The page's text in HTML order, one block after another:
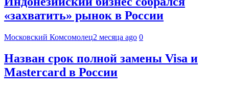
«захватить» рынок в России
Московский Комсомолец2 месяца ago 0
Назван срок полной замены Visa и
Mastercard в России